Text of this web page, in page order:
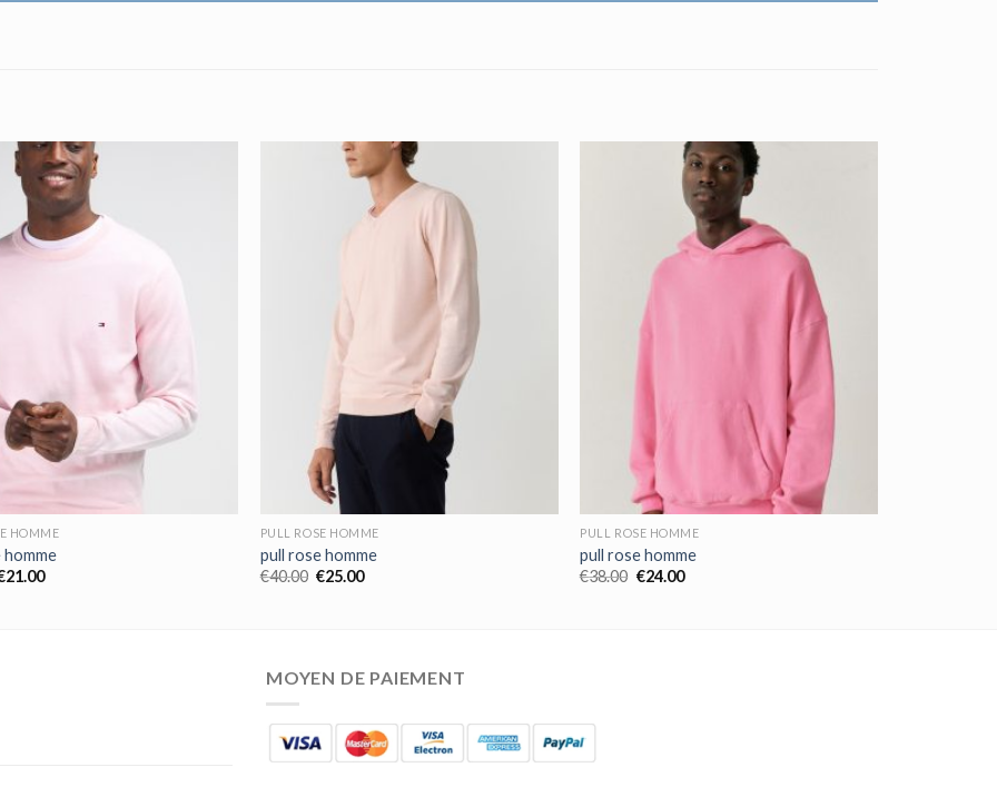
HOMME
homme
21.00
PULL ROSE HOMME
pull rose homme
€40.00 €25.00
PULL ROSE HOMME
pull rose homme
€38.00 €24.00
MOYEN DE PAIEMENT